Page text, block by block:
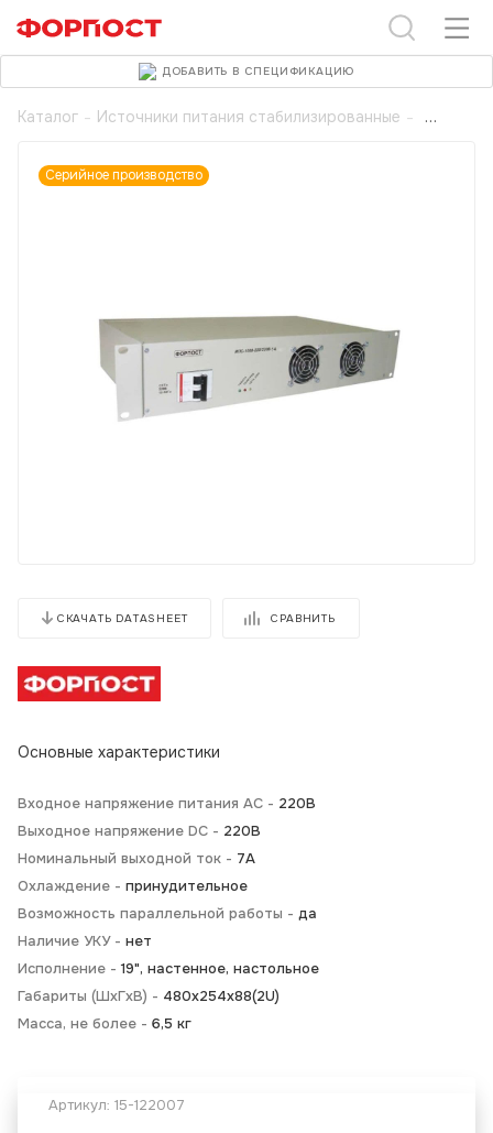
Каталог - Источники питания стабилизированные -
Серийное производство
СКАЧАТЬ DATASHEET СРАВНИТЬ
Основные характеристики
Входное напряжение питания AC - 220В
Выходное напряжение DC - 220В
Номинальный выходной ток - 7А
Охлаждение - принудительное
Возможность параллельной работы - да
Наличие УКУ - нет
Исполнение - 19", настенное, настольное
Габариты (ШхГхВ) - 480х254х88(2U)
Масса, не более - 6,5 кг
Артикул: 15-122007
ДОБАВИТЬ В СПЕЦИФИКАЦИЮ